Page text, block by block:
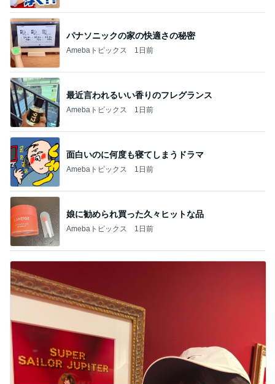
パナソニックの家の快適さの秘密
Amebaトピックス 1日前
最近言われるいい香りのフレグランス
Amebaトピックス 1日前
面白いのに何度も寝てしまうドラマ
Amebaトピックス 1日前
娘に勧められ買った久々ヒットな品
Amebaトピックス 1日前